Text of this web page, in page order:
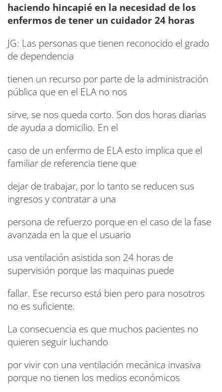
haciendo hincapié en la necesidad de los
enfermos de tener un cuidador 24 horas
JG: Las personas que tienen reconocido el grado
de dependencia
tienen un recurso por parte de la administración
pública que en el ELA no nos
sirve, se nos queda corto. Son dos horas diarias
de ayuda a domicilio. En el
caso de un enfermo de ELA esto implica que el
familiar de referencia tiene que
dejar de trabajar, por lo tanto se reducen sus
ingresos y contratar a una
persona de refuerzo porque en el caso de la fase
avanzada en la que el usuario
usa ventilación asistida son 24 horas de
supervisión porque las maquinas puede
fallar. Ese recurso está bien pero para nosotros
no es suficiente.
La consecuencia es que muchos pacientes no
quieren seguir luchando
por vivir con una ventilación mecánica invasiva
porque no tienen los medios económicos